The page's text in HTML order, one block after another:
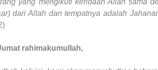
yang mengikuti keridaan Allah sama
dari Allah dan tempatnya adalah
rahimakumullah,